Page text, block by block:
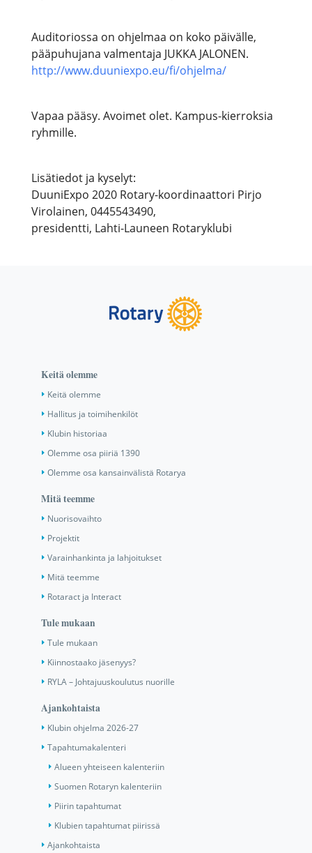
Auditoriossa on ohjelmaa on koko päivälle,
pääpuhujana valmentaja JUKKA JALONEN.
http://www.duuniexpo.eu/fi/ohjelma/
Vapaa pääsy. Avoimet olet. Kampus-kierroksia
ryhmille.
Lisätiedot ja kyselyt:
DuuniExpo 2020 Rotary-koordinaattori Pirjo
Virolainen, 0445543490,
presidentti, Lahti-Launeen Rotaryklubi
Keitä olemme
Keitä olemme
Hallitus ja toimihenkilöt
Klubin historiaa
Olemme osa piiriä 1390
Olemme osa kansainvälistä Rotarya
Mitä teemme
Nuorisovaihto
Projektit
Varainhankinta ja lahjoitukset
Mitä teemme
Rotaract ja Interact
Tule mukaan
Tule mukaan
Kiinnostaako jäsenyys?
RYLA – Johtajuuskoulutus nuorille
Ajankohtaista
Klubin ohjelma 2026-27
Tapahtumakalenteri
Alueen yhteiseen kalenteriin
Suomen Rotaryn kalenteriin
Piirin tapahtumat
Klubien tapahtumat piirissä
Ajankohtaista